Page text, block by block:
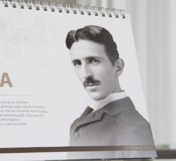
PROMOSYON TASARIMLARI